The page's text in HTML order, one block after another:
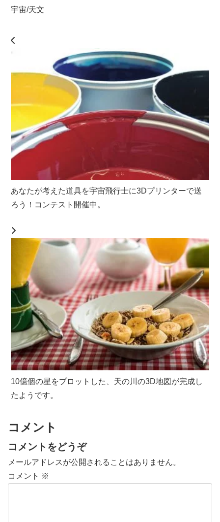
宇宙/天文
あなたが考えた道具を宇宙飛行士に3Dプリンターで送
ろう！コンテスト開催中。
10億個の星をプロットした、天の川の3D地図が完成し
たようです。
コメント
コメントをどうぞ
メールアドレスが公開されることはありません。
コメント ※